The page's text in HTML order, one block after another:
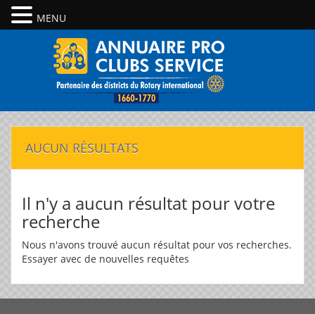
AUCUN RÉSULTATS
Il n'y a aucun résultat pour votre
recherche
Nous n'avons trouvé aucun résultat pour vos recherches.
Essayer avec de nouvelles requêtes
MENU